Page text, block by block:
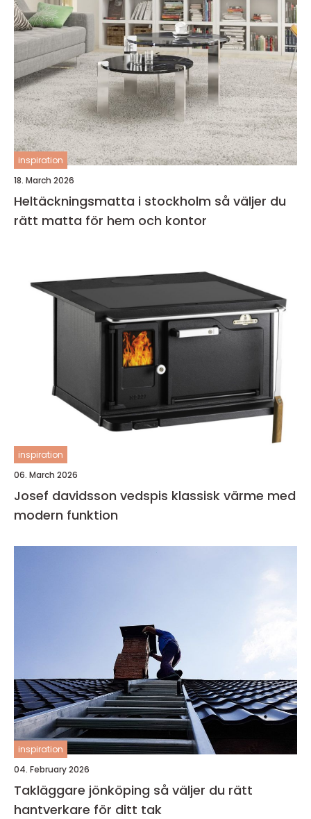
inspiration
18. March 2026
Heltäckningsmatta i stockholm så väljer du
rätt matta för hem och kontor
inspiration
06. March 2026
Josef davidsson vedspis klassisk värme med
modern funktion
inspiration
04. February 2026
Takläggare jönköping så väljer du rätt
hantverkare för ditt tak